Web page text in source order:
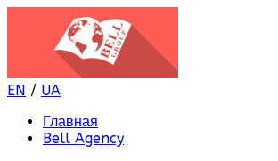
EN / UA
Главная
Bell Agency